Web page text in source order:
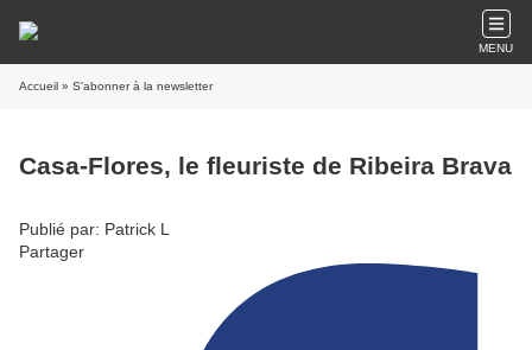
MENU
Accueil » S'abonner à la newsletter
Casa-Flores, le fleuriste de Ribeira Brava
Publié par: Patrick L
Partager